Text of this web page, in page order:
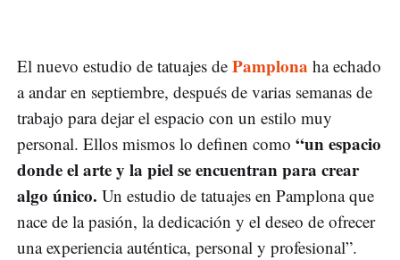
El nuevo estudio de tatuajes de Pamplona ha echado
a andar en septiembre, después de varias semanas de
trabajo para dejar el espacio con un estilo muy
personal. Ellos mismos lo definen como “un espacio
donde el arte y la piel se encuentran para crear
algo único. Un estudio de tatuajes en Pamplona que
nace de la pasión, la dedicación y el deseo de ofrecer
una experiencia auténtica, personal y profesional”.